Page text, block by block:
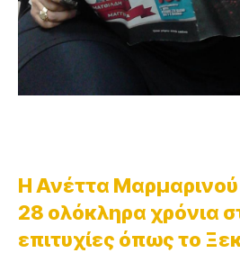
Η Ανέττα Μαρμαρινού
28 ολόκληρα χρόνια
επιτυχίες όπως το